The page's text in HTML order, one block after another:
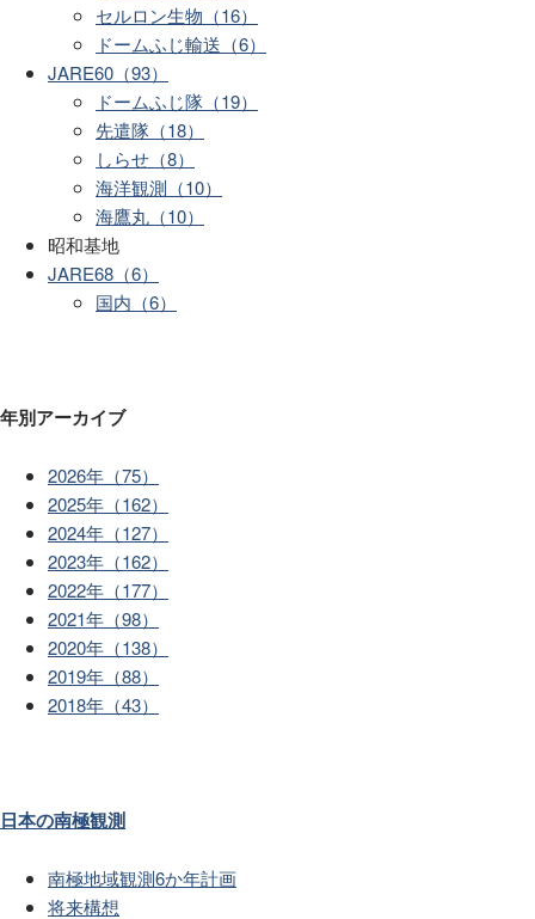
セルロン生物（16）
ドームふじ輸送（6）
JARE60（93）
ドームふじ隊（19）
先遣隊（18）
しらせ（8）
海洋観測（10）
海鷹丸（10）
昭和基地
JARE68（6）
国内（6）
年別アーカイブ
2026年（75）
2025年（162）
2024年（127）
2023年（162）
2022年（177）
2021年（98）
2020年（138）
2019年（88）
2018年（43）
日本の南極観測
南極地域観測6か年計画
将来構想